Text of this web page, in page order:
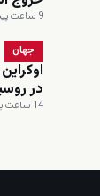
9 ساعت پیش
جهان
در
14 ساعت پیش